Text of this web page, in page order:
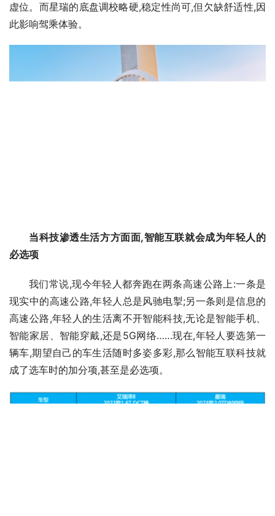
虚位。而星瑞的底盘调校略硬,稳定性尚可,但欠缺舒适性,因
此影响驾乘体验。
当科技渗透生活方方面面,智能互联就会成为年轻人的
必选项
我们常说,现今年轻人都奔跑在两条高速公路上:一条是
现实中的高速公路,年轻人总是风驰电掣;另一条则是信息的
高速公路,年轻人的生活离不开智能科技,无论是智能手机、
智能家居、智能穿戴,还是5G网络……现在,年轻人要选第一
辆车,期望自己的车生活随时多姿多彩,那么智能互联科技就
成了选车时的加分项,甚至是必选项。